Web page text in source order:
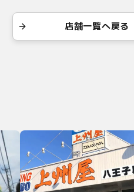
店舗一覧へ戻る